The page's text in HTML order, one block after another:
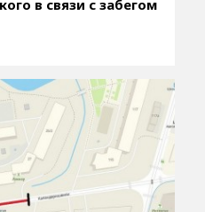
в связи с забегом